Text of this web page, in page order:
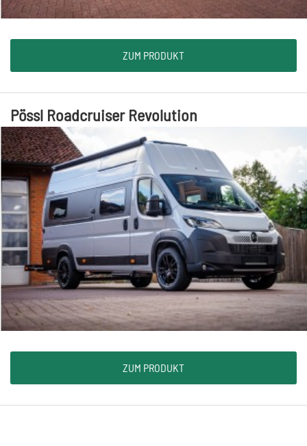
ZUM PRODUKT
Pössl Roadcruiser Revolution
ZUM PRODUKT